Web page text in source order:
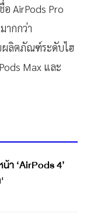
AirPods Pro
ากกว่า
ผลิตภัณฑ์ระดับไฮ
Max และ
า ‘AirPods 4’